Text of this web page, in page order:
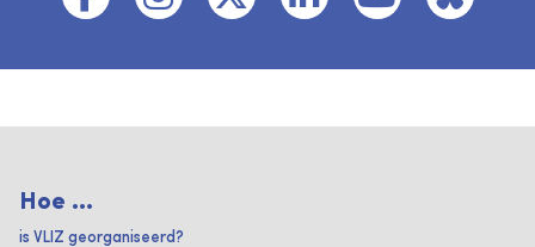
Hoe ...
is VLIZ georganiseerd?